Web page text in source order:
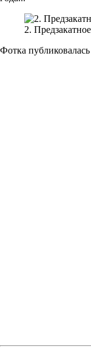
2.
Фотка публиковалась